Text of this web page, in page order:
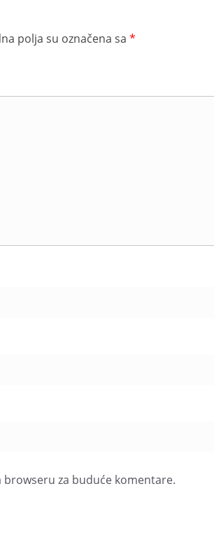
polja su označena sa *
za buduće komentare.